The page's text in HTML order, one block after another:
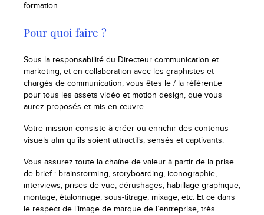
formation.
Pour quoi faire ?
Sous la responsabilité du Directeur communication et
marketing, et en collaboration avec les graphistes et
chargés de communication, vous êtes le / la référent.e
pour tous les assets vidéo et motion design, que vous
aurez proposés et mis en œuvre.
Votre mission consiste à créer ou enrichir des contenus
visuels afin qu’ils soient attractifs, sensés et captivants.
Vous assurez toute la chaîne de valeur à partir de la prise
de brief : brainstorming, storyboarding, iconographie,
interviews, prises de vue, dérushages, habillage graphique,
montage, étalonnage, sous-titrage, mixage, etc. Et ce dans
le respect de l’image de marque de l’entreprise, très